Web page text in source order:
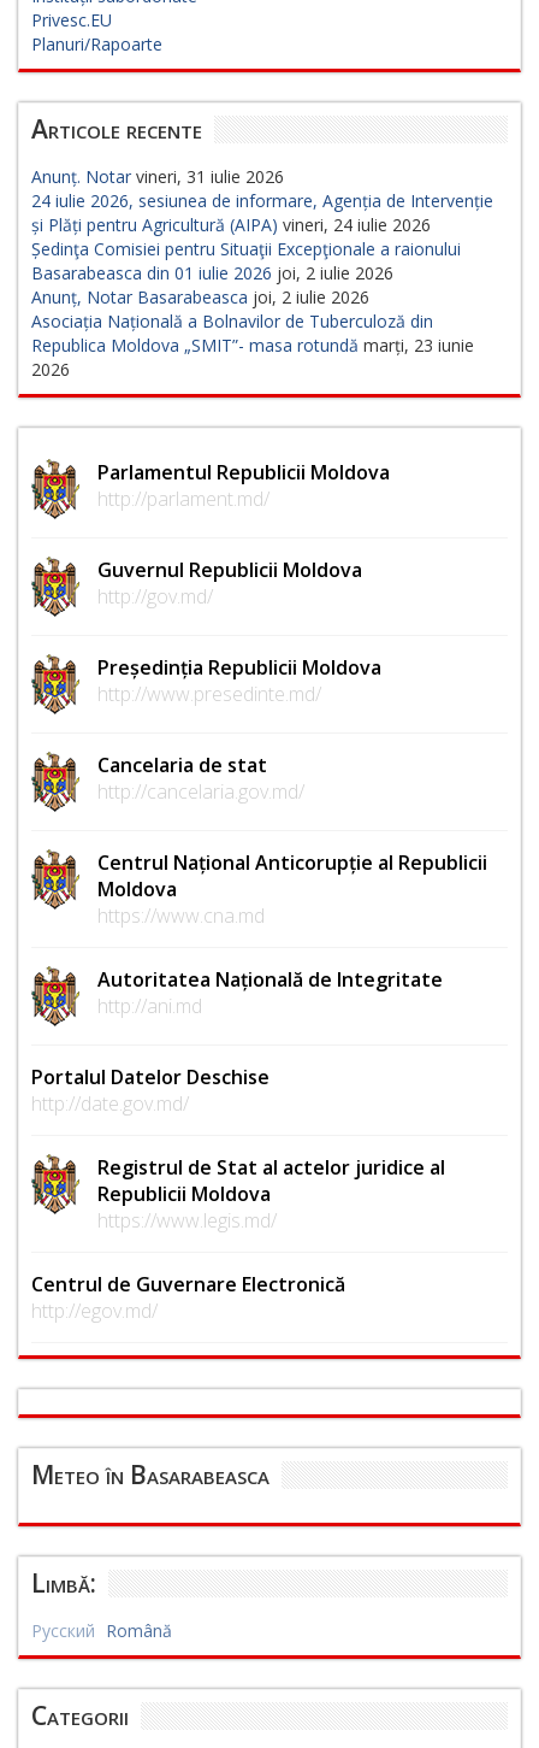
Privesc.EU
Planuri/Rapoarte
Articole recente
Anunț. Notar vineri, 31 iulie 2026
24 iulie 2026, sesiunea de informare, Agenția de Intervenție
și Plăți pentru Agricultură (AIPA) vineri, 24 iulie 2026
Ședinţa Comisiei pentru Situaţii Excepţionale a raionului
Basarabeasca din 01 iulie 2026 joi, 2 iulie 2026
Anunț, Notar Basarabeasca joi, 2 iulie 2026
Asociația Națională a Bolnavilor de Tuberculoză din
Republica Moldova „SMIT”- masa rotundă marți, 23 iunie
2026
Parlamentul Republicii Moldova
http://parlament.md/
Guvernul Republicii Moldova
http://gov.md/
Președinția Republicii Moldova
http://www.presedinte.md/
Cancelaria de stat
http://cancelaria.gov.md/
Centrul Național Anticorupție al Republicii
Moldova
https://www.cna.md
Autoritatea Națională de Integritate
http://ani.md
Portalul Datelor Deschise
http://date.gov.md/
Registrul de Stat al actelor juridice al
Republicii Moldova
https://www.legis.md/
Centrul de Guvernare Electronică
http://egov.md/
Meteo în Basarabeasca
Limbă:
Русский Română
Categorii